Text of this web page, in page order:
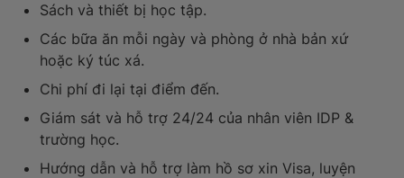
Sách và thiết bị học tập.
Các bữa ăn mỗi ngày và phòng ở nhà bản xứ
hoặc ký túc xá.
Chi phí đi lại tại điểm đến.
Giám sát và hỗ trợ 24/24 của nhân viên IDP &
trường học.
Hướng dẫn và hỗ trợ làm hồ sơ xin Visa, luyện